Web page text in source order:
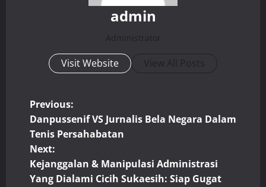
admin
Administrator
Visit Website View All Posts
P
o
s
Previous:
Danpussenif VS Jurnalis Bela Negara Dalam
Tenis Persahabatan
Next:
Kejanggalan & Manipulasi Administrasi
Yang Dialami Cicih Sukaesih: Siap Gugat